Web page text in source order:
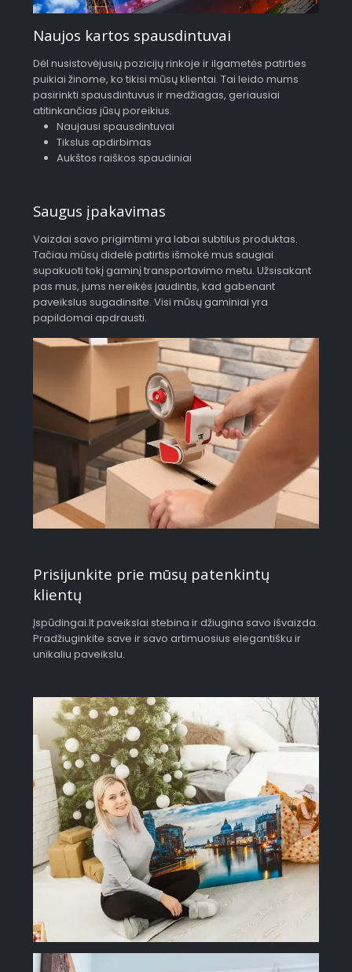
Naujos kartos spausdintuvai
Dėl nusistovėjusių pozicijų rinkoje ir ilgametės patirties
puikiai žinome, ko tikisi mūsų klientai. Tai leido mums
pasirinkti spausdintuvus ir medžiagas, geriausiai
atitinkančias jūsų poreikius.
Naujausi spausdintuvai
Tikslus apdirbimas
Aukštos raiškos spaudiniai
Saugus įpakavimas
Vaizdai savo prigimtimi yra labai subtilus produktas.
Tačiau mūsų didelė patirtis išmokė mus saugiai
supakuoti tokį gaminį transportavimo metu. Užsisakant
pas mus, jums nereikės jaudintis, kad gabenant
paveikslus sugadinsite. Visi mūsų gaminiai yra
papildomai apdrausti.
Prisijunkite prie mūsų patenkintų
klientų
Įspūdingai.lt paveikslai stebina ir džiugina savo išvaizda.
Pradžiuginkite save ir savo artimuosius elegantišku ir
unikaliu paveikslu.